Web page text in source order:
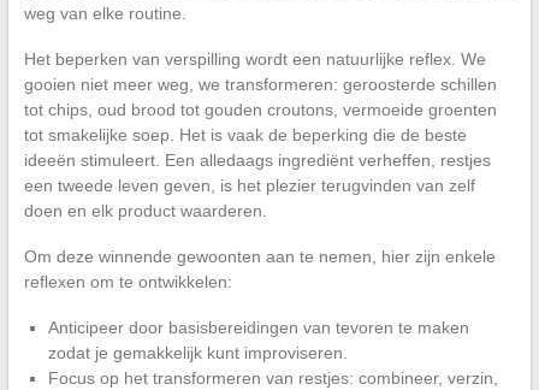
weg van elke routine.
Het beperken van verspilling wordt een natuurlijke reflex. We
gooien niet meer weg, we transformeren: geroosterde schillen
tot chips, oud brood tot gouden croutons, vermoeide groenten
tot smakelijke soep. Het is vaak de beperking die de beste
ideeën stimuleert. Een alledaags ingrediënt verheffen, restjes
een tweede leven geven, is het plezier terugvinden van zelf
doen en elk product waarderen.
Om deze winnende gewoonten aan te nemen, hier zijn enkele
reflexen om te ontwikkelen:
Anticipeer door basisbereidingen van tevoren te maken
zodat je gemakkelijk kunt improviseren.
Focus op het transformeren van restjes: combineer, verzin,